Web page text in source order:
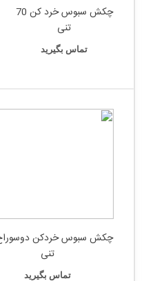
چکش سبوس خرد کن 70
تنی
تماس بگیرید
تنی
تماس بگیرید